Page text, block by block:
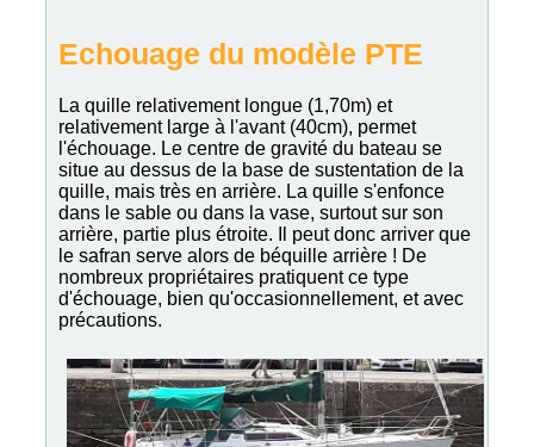
Echouage du modèle PTE
La quille relativement longue (1,70m) et
relativement large à l'avant (40cm), permet
l'échouage. Le centre de gravité du bateau se
situe au dessus de la base de sustentation de la
quille, mais très en arrière. La quille s'enfonce
dans le sable ou dans la vase, surtout sur son
arrière, partie plus étroite. Il peut donc arriver que
le safran serve alors de béquille arrière ! De
nombreux propriétaires pratiquent ce type
d'échouage, bien qu'occasionnellement, et avec
précautions.